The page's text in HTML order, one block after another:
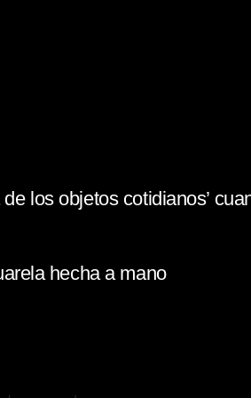
los objetos cotidianos’
hecha a mano